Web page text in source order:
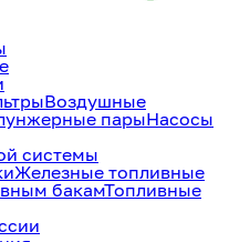
Воздушные
парыНасосы
системы
Железные топливные
бакамТопливные